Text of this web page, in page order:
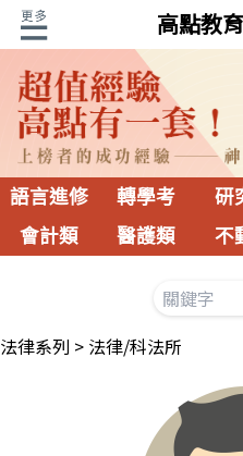
高點教
語言進修 轉學考 研
會計類
醫護類 不
法律系列 法律/科法所